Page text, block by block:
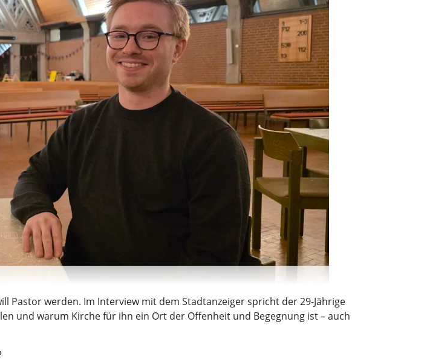
Pastor werden. Im Interview mit dem Stadtanzeiger spricht der 29-Jährige
und warum Kirche für ihn ein Ort der Offenheit und Begegnung ist – auch